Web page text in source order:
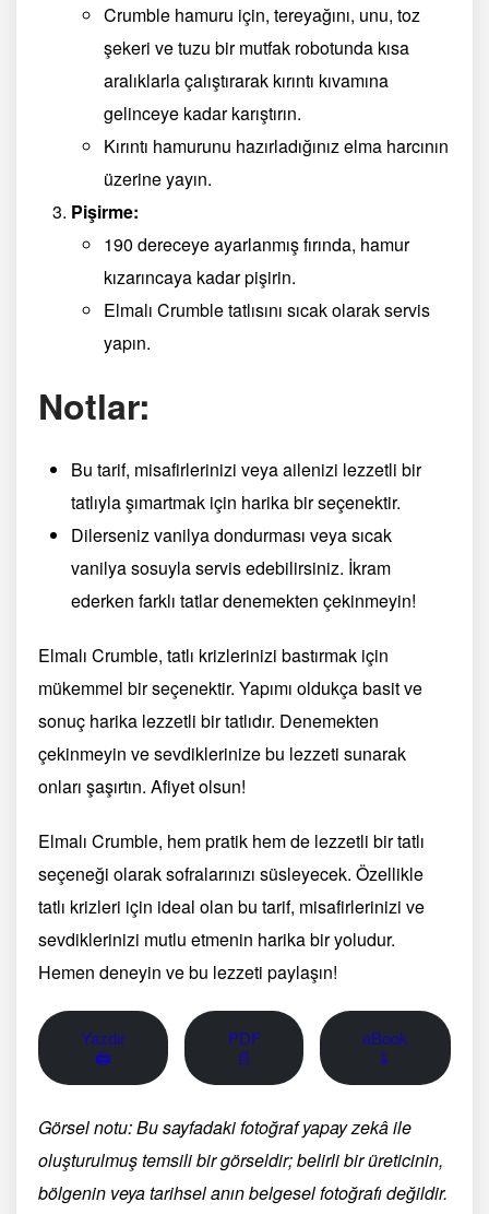
Crumble hamuru için, tereyağını, unu, toz
şekeri ve tuzu bir mutfak robotunda kısa
aralıklarla çalıştırarak kırıntı kıvamına
gelinceye kadar karıştırın.
Kırıntı hamurunu hazırladığınız elma harcının
üzerine yayın.
Pişirme:
190 dereceye ayarlanmış fırında, hamur
kızarıncaya kadar pişirin.
Elmalı Crumble tatlısını sıcak olarak servis
yapın.
Notlar:
Bu tarif, misafirlerinizi veya ailenizi lezzetli bir
tatlıyla şımartmak için harika bir seçenektir.
Dilerseniz vanilya dondurması veya sıcak
vanilya sosuyla servis edebilirsiniz. İkram
ederken farklı tatlar denemekten çekinmeyin!
Elmalı Crumble, tatlı krizlerinizi bastırmak için
mükemmel bir seçenektir. Yapımı oldukça basit ve
sonuç harika lezzetli bir tatlıdır. Denemekten
çekinmeyin ve sevdiklerinize bu lezzeti sunarak
onları şaşırtın. Afiyet olsun!
Elmalı Crumble, hem pratik hem de lezzetli bir tatlı
seçeneği olarak sofralarınızı süsleyecek. Özellikle
tatlı krizleri için ideal olan bu tarif, misafirlerinizi ve
sevdiklerinizi mutlu etmenin harika bir yoludur.
Hemen deneyin ve bu lezzeti paylaşın!
Yazdır
🖨
PDF
📄
eBook
📱
Görsel notu: Bu sayfadaki fotoğraf yapay zekâ ile
oluşturulmuş temsili bir görseldir; belirli bir üreticinin,
bölgenin veya tarihsel anın belgesel fotoğrafı değildir.